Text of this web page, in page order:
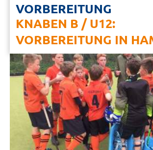
VORBEREITUNG
KNABEN B / U12:
VORBEREITUNG IN